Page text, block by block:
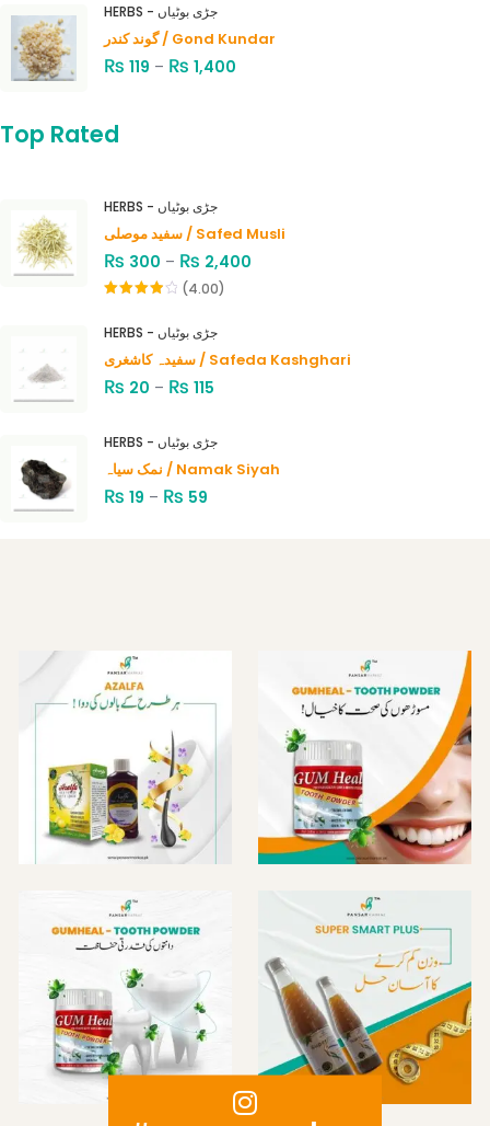
HERBS - جڑی بوٹیاں
گوند کندر / Gond Kundar
₨ 119 – ₨ 1,400
Top Rated
HERBS - جڑی بوٹیاں
سفید موصلی / Safed Musli
₨ 300 – ₨ 2,400
of 5
(4.00)
HERBS - جڑی بوٹیاں
سفیدہ کاشغری / Safeda Kashghari
₨ 20 – ₨ 115
HERBS - جڑی بوٹیاں
نمک سیاہ / Namak Siyah
₨ 19 – ₨ 59